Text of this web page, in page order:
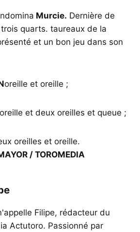
Murcie. Dernière de
quarts. taureaux de la
et un bon jeu dans son
oreille et oreille ;
oreille et deux oreilles et queue ;
oreilles et oreille.
/ TOROMEDIA
Filipe, rédacteur du
Actutoro. Passionné par